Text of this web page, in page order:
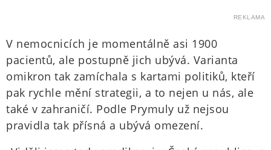
REKLAMA
V nemocnicích je momentálně asi 1900
pacientů, ale postupně jich ubývá. Varianta
omikron tak zamíchala s kartami politiků, kteří
pak rychle mění strategii, a to nejen u nás, ale
také v zahraničí. Podle Prymuly už nejsou
pravidla tak přísná a ubývá omezení.